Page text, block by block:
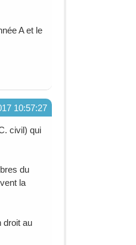
A et le
10:57:27
civil) qui
du
la
droit au